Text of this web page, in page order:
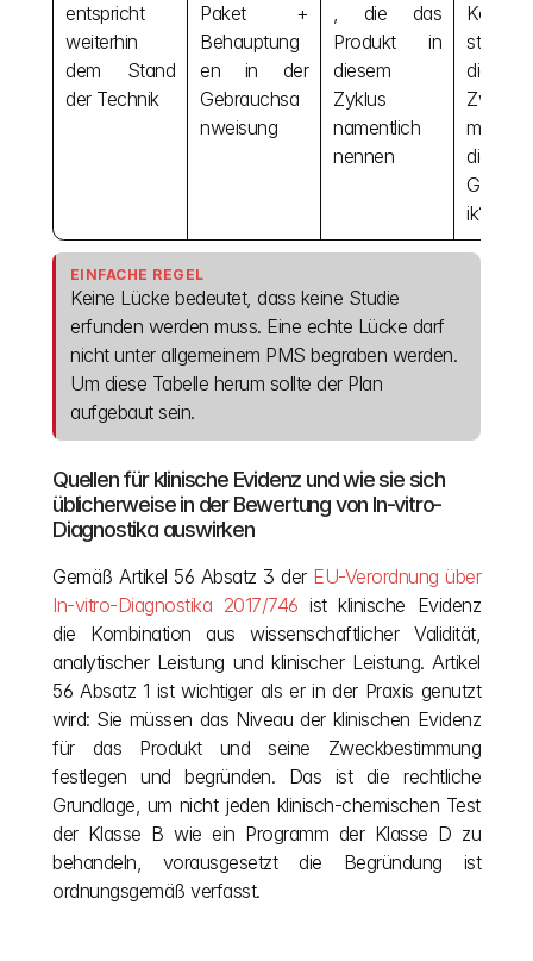
entspricht
weiterhin
dem Stand
der Technik
Paket +
Behauptung
en in der
Gebrauchsa
nweisung
, die das
Produkt in
diesem
Zyklus
namentlich
nennen
sts
die
mung
die
ik?
EINFACHE REGEL
Keine Lücke bedeutet, dass keine Studie
erfunden werden muss. Eine echte Lücke darf
nicht unter allgemeinem PMS begraben werden.
Um diese Tabelle herum sollte der Plan
aufgebaut sein.
Quellen für klinische Evidenz und wie sie sich
üblicherweise in der Bewertung von In-vitro-
Diagnostika auswirken
Gemäß Artikel 56 Absatz 3 der EU-Verordnung über
In-vitro-Diagnostika 2017/746 ist klinische Evidenz
die Kombination aus wissenschaftlicher Validität,
analytischer Leistung und klinischer Leistung. Artikel
56 Absatz 1 ist wichtiger als er in der Praxis genutzt
wird: Sie müssen das Niveau der klinischen Evidenz
für das Produkt und seine Zweckbestimmung
festlegen und begründen. Das ist die rechtliche
Grundlage, um nicht jeden klinisch-chemischen Test
der Klasse B wie ein Programm der Klasse D zu
behandeln, vorausgesetzt die Begründung ist
ordnungsgemäß verfasst.